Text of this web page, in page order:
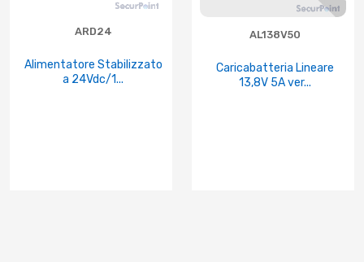
ARD24
Alimentatore Stabilizzato
a 24Vdc/1...
AL138V50
Caricabatteria Lineare
13,8V 5A ver...